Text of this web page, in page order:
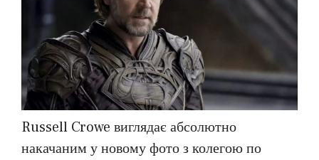
Russell Crowe виглядає абсолютно
накачаним у новому фото з колегою по